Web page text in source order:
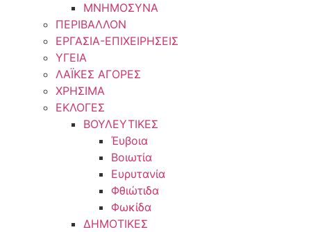
ΜΝΗΜΟΣΥΝΑ
ΠΕΡΙΒΑΛΛΟΝ
ΕΡΓΑΣΙΑ-ΕΠΙΧΕΙΡΗΣΕΙΣ
ΥΓΕΙΑ
ΛΑΪΚΕΣ ΑΓΟΡΕΣ
ΧΡΗΣΙΜΑ
ΕΚΛΟΓΕΣ
ΒΟΥΛΕΥΤΙΚΕΣ
Έυβοια
Βοιωτία
Ευρυτανία
Φθιώτιδα
Φωκίδα
ΔΗΜΟΤΙΚΕΣ